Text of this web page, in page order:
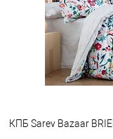
КПБ Sarev Bazaar